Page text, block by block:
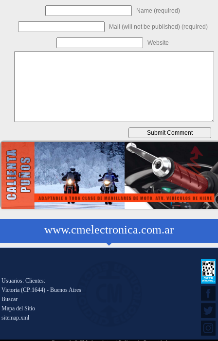
Name (required)
Mail (will not be published) (required)
Website
www.cmelectronica.com.ar
Usuarios: Clientes:
Victoria (CP:1644) - Buenos Aires
Buscar
Mapa del Sitio
sitemap.xml